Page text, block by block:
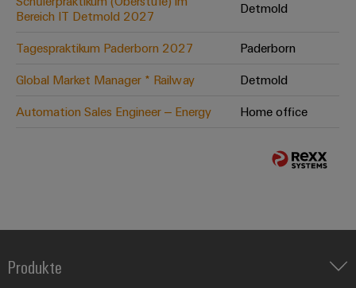
Bereich IT Detmold 2027
Detmold
Tagespraktikum Paderborn 2027
Paderborn
Global Market Manager * Railway
Detmold
Automation Sales Engineer – Energy
Home office
Produkte